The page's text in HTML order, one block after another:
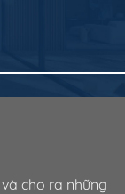
cho ra những